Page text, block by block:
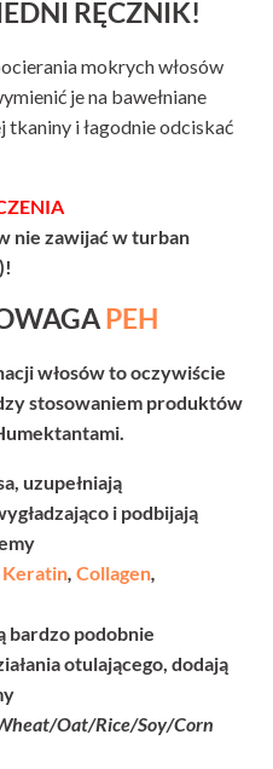
RĘCZNIK!
mokrych włosów
je na bawełniane
i łagodnie odciskać
nie zawijać w turban
PEH
włosów to oczywiście
stosowaniem produktów
uzupełniają
i podbijają
, Collagen,
bardzo podobnie
otulającego, dodają
Oat/Rice/Soy/Corn